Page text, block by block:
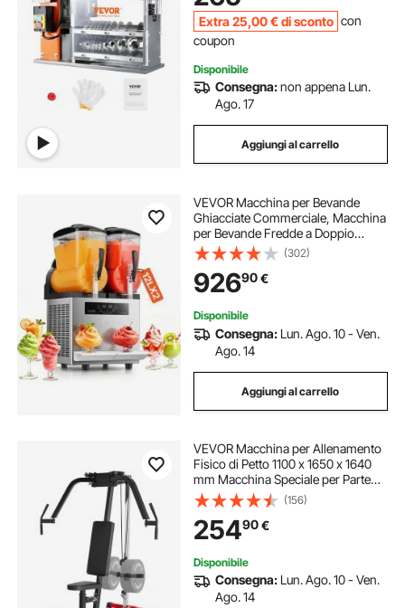
Extra 25,00 €di sconto con
coupon
Disponibile
Consegna:non appena Lun.
Ago. 17
Aggiungi al carrello
VEVOR Macchina per Bevande
Ghiacciate Commerciale, Macchina
per Bevande Fredde a Doppio
Serbatoio 2 x 12 Litri, Macchina per
Bevande Smoothie Drink in Acciaio
Inox da Bar Ristorante Hotel
Catering
(302)
92690€
Disponibile
Consegna: Lun. Ago. 10 - Ven.
Ago. 14
Aggiungi al carrello
VEVOR Macchina per Allenamento
Fisico di Petto 1100 x 1650 x 1640
mm Macchina Speciale per Parte
Superiore del Corpo per Palestra
Domestica, per Allenamenti di
Petto, Schiena, Pettorali e Spalle
(156)
25490€
Disponibile
Consegna: Lun. Ago. 10 - Ven.
Ago. 14